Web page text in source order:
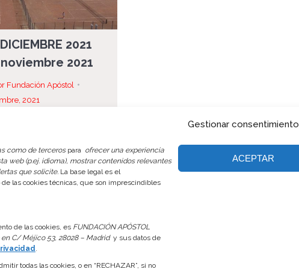
Gestionar consentimiento
como de tercerospara ofrecer una experiencia
web (p.ej. idioma), mostrar contenidos relevantes
que solicite. La base legal es el
las cookies técnicas, que son imprescindibles
de las cookies, es FUNDACIÓN APÓSTOL
C/ Méjico 53, 28028 – Madridy sus datos de
.
todas las cookies, o en “RECHAZAR”, si no
ACEPTAR
2021
2021
Fundación Apóstol
2021
las fechas de los
por la Escuela
pinche en los
Tenis noviembre 2021,
11 y…